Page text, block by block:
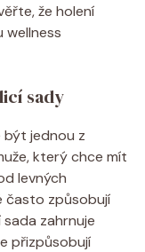
že holení
wellness
sady
být jednou z
který chce mít
levných
často způsobují
zahrnuje
přizpůsobují